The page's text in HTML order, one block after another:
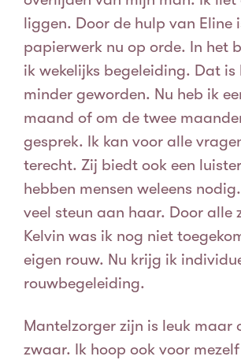
liggen. Door de hulp van Eline
papierwerk nu op orde. In het
ik wekelijks begeleiding. Dat
minder geworden. Nu heb ik
maand of om de twee
gesprek. Ik kan voor alle
terecht. Zij biedt ook een
hebben mensen weleens
veel steun aan haar. Door alle
Kelvin was ik nog niet
eigen rouw. Nu krijg ik
rouwbegeleiding.
Mantelzorger zijn is leuk maar
zwaar. Ik hoop ook voor